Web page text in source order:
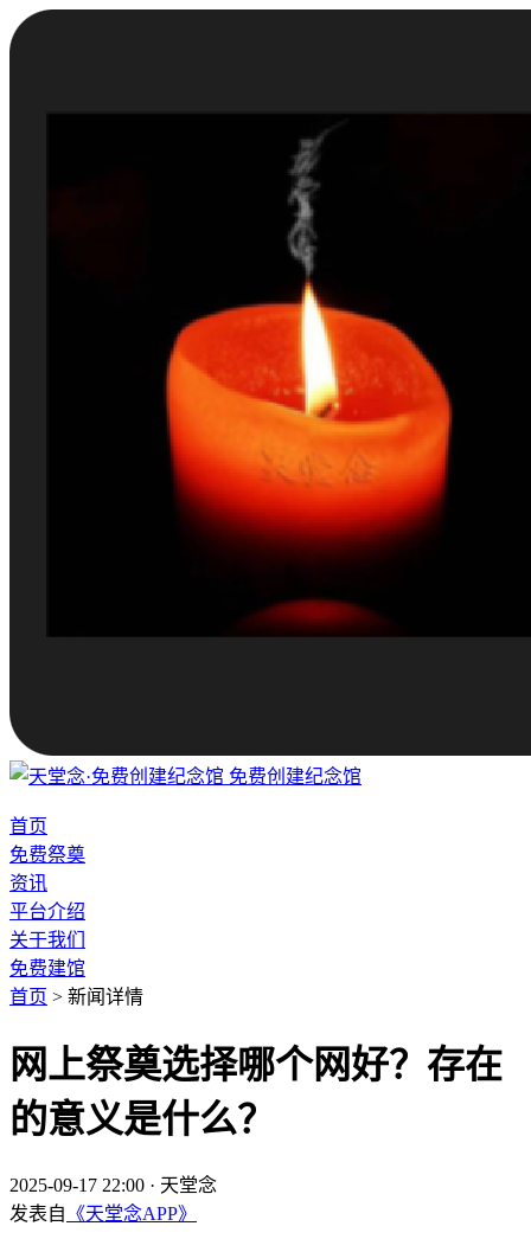
免费创建纪念馆
首页
免费祭奠
资讯
平台介绍
关于我们
免费建馆
首页 > 新闻详情
网上祭奠选择哪个网好？存在
的意义是什么？
2025-09-17 22:00 · 天堂念
发表自 《天堂念APP》